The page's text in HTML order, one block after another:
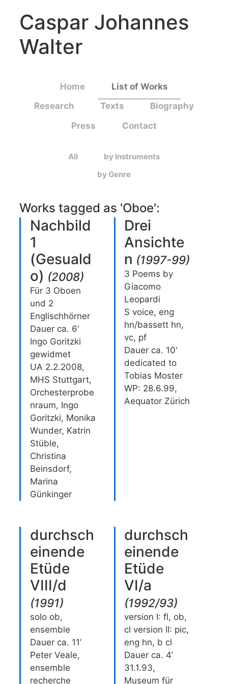
Caspar Johannes
Walter
Home
List of Works
Research
Texts
Biography
Press
Contact
All
by Instruments
by Genre
Works tagged as 'Oboe':
Nachbild
1
(Gesuald
o) (2008)
Für 3 Oboen
und 2
Englischhörner
Dauer ca. 6’
Ingo Goritzki
gewidmet
UA 2.2.2008,
MHS Stuttgart,
Orchesterprobe
nraum, Ingo
Goritzki, Monika
Wunder, Katrin
Stüble,
Christina
Beinsdorf,
Marina
Günkinger
Drei
Ansichte
n (1997-99)
3 Poems by
Giacomo
Leopardi
S voice, eng
hn/bassett hn,
vc, pf
Dauer ca. 10'
dedicated to
Tobias Moster
WP: 28.6.99,
Aequator Zürich
durchsch
einende
Etüde
VIII/d
(1991)
solo ob,
ensemble
Dauer ca. 11’
Peter Veale,
ensemble
recherche
durchsch
einende
Etüde
VI/a
(1992/93)
version I: fl, ob,
cl version II: pic,
eng hn, b cl
Dauer ca. 4’
31.1.93,
Museum für